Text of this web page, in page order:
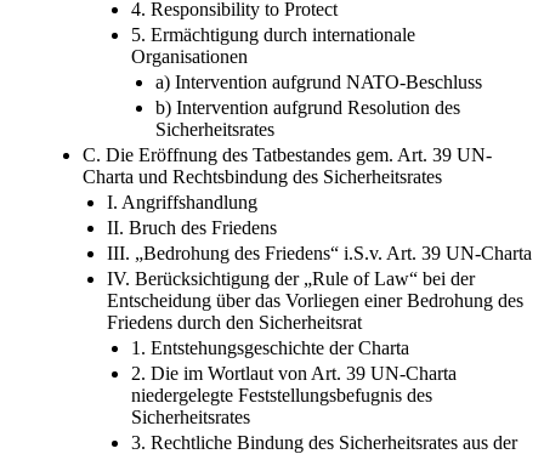
5. Ermächtigung durch internationale
Organisationen
a) Intervention aufgrund NATO-Beschluss
b) Intervention aufgrund Resolution des
Sicherheitsrates
C. Die Eröffnung des Tatbestandes gem. Art. 39 UN-
Charta und Rechtsbindung des Sicherheitsrates
I. Angriffshandlung
II. Bruch des Friedens
III. „Bedrohung des Friedens“ i.S.v. Art. 39 UN-Charta
IV. Berücksichtigung der „Rule of Law“ bei der
Entscheidung über das Vorliegen einer Bedrohung des
Friedens durch den Sicherheitsrat
1. Entstehungsgeschichte der Charta
2. Die im Wortlaut von Art. 39 UN-Charta
niedergelegte Feststellungsbefugnis des
Sicherheitsrates
3. Rechtliche Bindung des Sicherheitsrates aus der
Systematik der UN-Charta